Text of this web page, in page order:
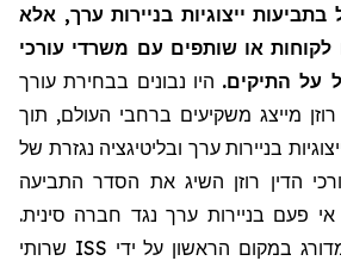
ייצוגיות בניירות ערך, אלא
לקוחות או שותפים עם משרדי עורכי
על התיקים. היו נבונים בבחירת עורך
מייצג משקיעים ברחבי העולם, תוך
בניירות ערך ובליטיגציה נגזרת של
הדין רוזן השיג את הסדר התביעה
אי פעם בניירות ערך נגד חברה סינית.
במקום הראשון על ידי ISS שרותי